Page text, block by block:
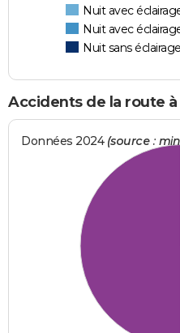
Nuit avec
Nuit avec
Nuit sans
Accidents de la route
Données 2024 (source :